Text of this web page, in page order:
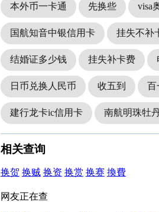
本外币一卡通 先换些 visa
国航知音中银信用卡 挂失不补
结婚证多少钱 挂失补卡费
日币兑换人民币 收五到 百
建行龙卡ic信用卡 南航明珠牡
相关查询
换贺 换贼 换资 换赏 换赛 換費
网友正在查